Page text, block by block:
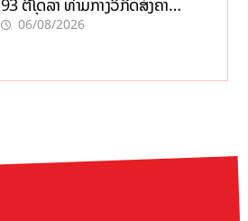
93 ຕື້ໂດລາ ທ່າມກາງວິກິດສົງຄາມ
ລາຄານໍ້າມັນແພງ
06/08/2026